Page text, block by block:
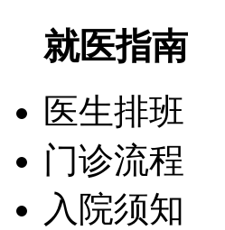
就医指南
医生排班
门诊流程
入院须知